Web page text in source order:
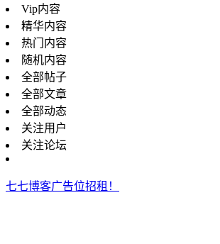
Vip内容
精华内容
热门内容
随机内容
全部帖子
全部文章
全部动态
关注用户
关注论坛
七七博客广告位招租！